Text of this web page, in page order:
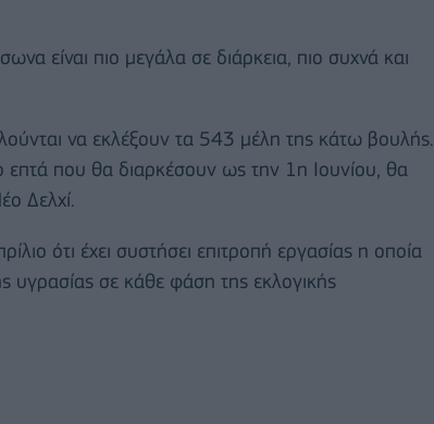
είναι πιο μεγάλα σε διάρκεια, πιο συχνά και
να εκλέξουν τα 543 μέλη της κάτω βουλής.
που θα διαρκέσουν ως την 1η Ιουνίου, θα
Δελχί.
ότι έχει συστήσει επιτροπή εργασίας η οποία
υγρασίας σε κάθε φάση της εκλογικής